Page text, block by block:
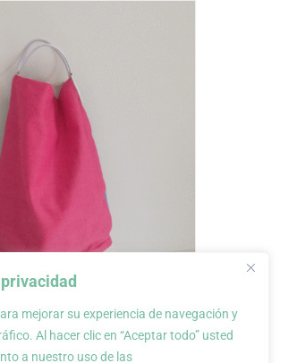
mejorar su experiencia de navegación y
Al hacer clic en “Aceptar todo” usted
a nuestro uso de las
colección Mosa